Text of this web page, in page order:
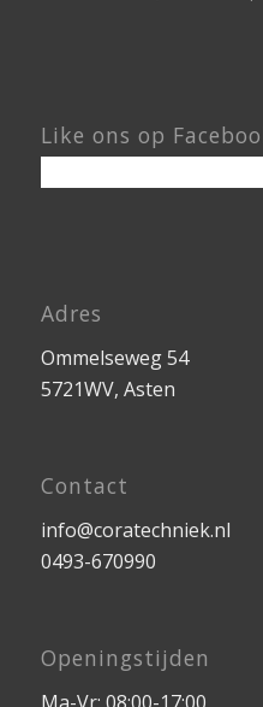
Like ons op
Adres
Ommelseweg 54
5721WV, Asten
Contact
info@coratechniek.nl
0493-670990
Openingstijden